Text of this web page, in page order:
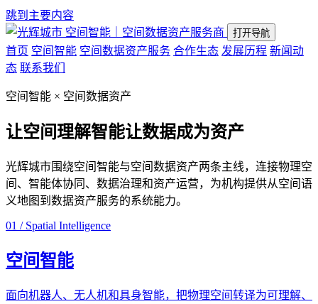
跳到主要内容
空间智能｜空间数据资产服务商
打开导航
首页 空间智能 空间数据资产服务 合作生态 发展历程 新闻动
态 联系我们
空间智能 × 空间数据资产
让空间理解智能让数据成为资产
光辉城市围绕空间智能与空间数据资产两条主线，连接物理空
间、智能体协同、数据治理和资产运营，为机构提供从空间语
义地图到数据资产服务的系统能力。
01 / Spatial Intelligence
空间智能
面向机器人、无人机和具身智能，把物理空间转译为可理解、